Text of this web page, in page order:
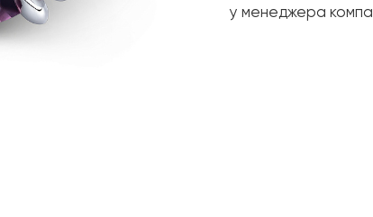
у менеджера